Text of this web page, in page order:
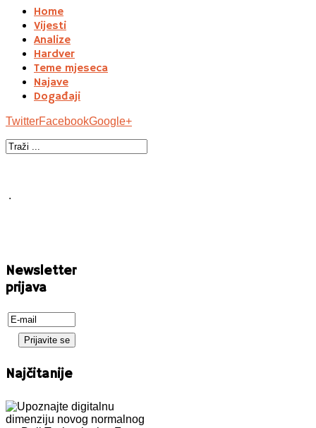
Home
Vijesti
Analize
Hardver
Teme mjeseca
Najave
Događaji
TwitterFacebookGoogle+
.
Newsletter
prijava
Najčitanije